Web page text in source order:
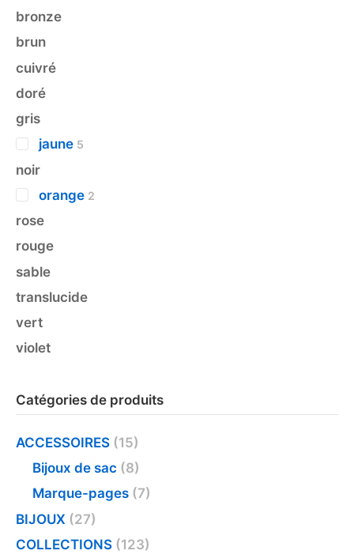
bronze
brun
cuivré
doré
gris
jaune 5
noir
orange 2
rose
rouge
sable
translucide
vert
violet
Catégories de produits
ACCESSOIRES (15)
Bijoux de sac (8)
Marque-pages (7)
BIJOUX (27)
COLLECTIONS (123)